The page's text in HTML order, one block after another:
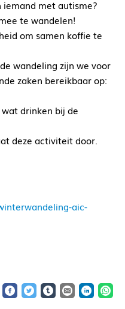
met autisme?
te wandelen!
om samen koffie te
wandeling zijn we voor
zaken bereikbaar op:
drinken bij de
deze activiteit door.
aic-